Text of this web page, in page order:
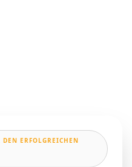
ERFOLGREICHEN